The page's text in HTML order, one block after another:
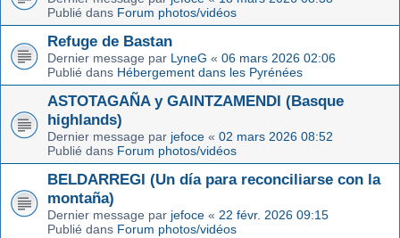
Publié dans Forum photos/vidéos
Refuge de Bastan
Dernier message par LyneG « 06 mars 2026 02:06
Publié dans Hébergement dans les Pyrénées
ASTOTAGAÑA y GAINTZAMENDI (Basque
highlands)
Dernier message par jefoce « 02 mars 2026 08:52
Publié dans Forum photos/vidéos
BELDARREGI (Un día para reconciliarse con la
montaña)
Dernier message par jefoce « 22 févr. 2026 09:15
Publié dans Forum photos/vidéos